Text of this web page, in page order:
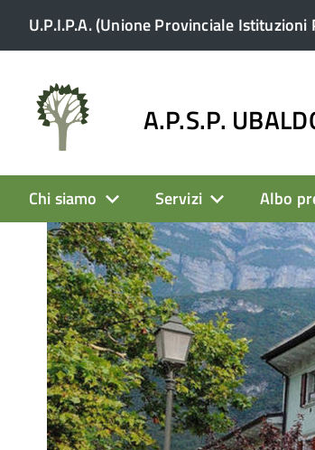
U.P.I.P.A. (Unione Provinciale Istituzioni
A.P.S.P.
Chi siamo Servizi Albo